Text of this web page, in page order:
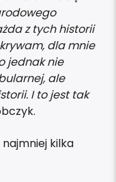
z tych historii
dla mnie
jednak nie
ale
I to jest tak
kilka